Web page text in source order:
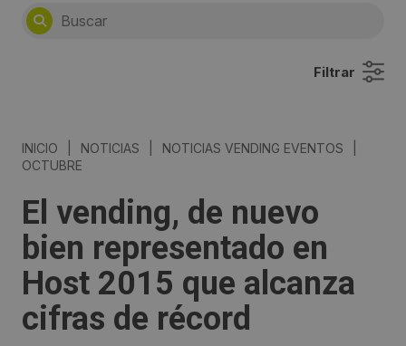
Filtrar
INICIO NOTICIAS NOTICIAS VENDING EVENTOS
OCTUBRE
El vending, de nuevo
bien representado en
Host 2015 que alcanza
cifras de récord